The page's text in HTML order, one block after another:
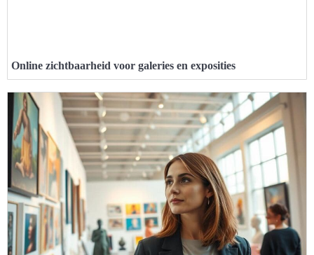
Online zichtbaarheid voor galeries en exposities